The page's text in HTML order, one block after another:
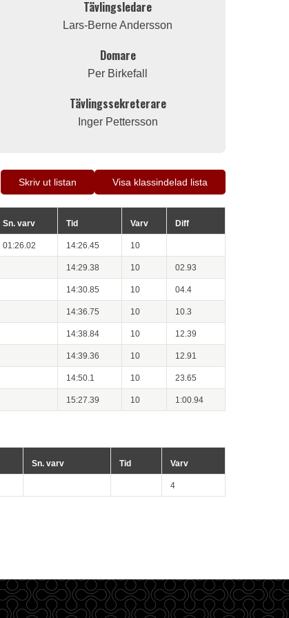
Tävlingsledare
Lars-Berne Andersson
Domare
Per Birkefall
Tävlingssekreterare
Inger Pettersson
Skriv ut listan Visa klassindelad lista
Sn. varv Tid Varv Diff
01:26.02 14:26.45 10
14:29.38 10 02.93
14:30.85 10 04.4
14:36.75 10 10.3
14:38.84 10 12.39
14:39.36 10 12.91
14:50.1 10 23.65
15:27.39 10 1:00.94
Sn. varv Tid Varv
4